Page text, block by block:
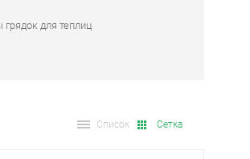
для теплиц
Список Сетка